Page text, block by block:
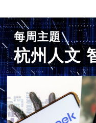
每周主題
杭州人文